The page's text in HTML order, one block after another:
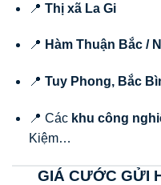
📍 Thị xã La Gi
📍 Hàm Thuận Bắc /
📍 Tuy Phong, Bắc
📍 Các khu công
Kiệm…
GIÁ CƯỚC GỬI